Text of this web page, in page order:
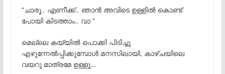
“ചാരൂ.. എണീക്ക്.. ഞാൻ അവിടെ ഉള്ളിൽ കൊണ്ട്
പോയി കിടത്താം.. വാ ”
മെല്ലെ കയ്യിൽ പൊക്കി പിടിച്ചു
എഴുന്നേൽപ്പിക്കുമ്പോൾ മനസിലായി, കാഴ്ചയിലെ
വയറു മാത്രമേ ഉള്ളൂ…